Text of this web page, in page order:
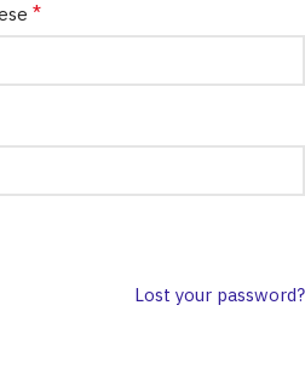
*
Lost your password?